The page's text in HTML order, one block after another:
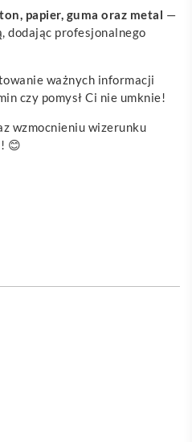
papier, guma oraz metal —
dodając profesjonalnego
ważnych informacji
czy pomysł Ci nie umknie!
wzmocnieniu wizerunku
😊